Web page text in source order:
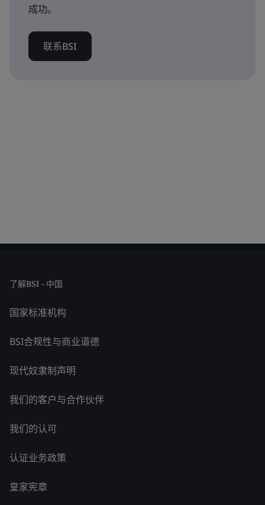
成功。
联系BSI
了解BSI - 中国
国家标准机构
BSI合规性与商业道德
现代奴隶制声明
我们的客户与合作伙伴
我们的认可
认证业务政策
皇家宪章